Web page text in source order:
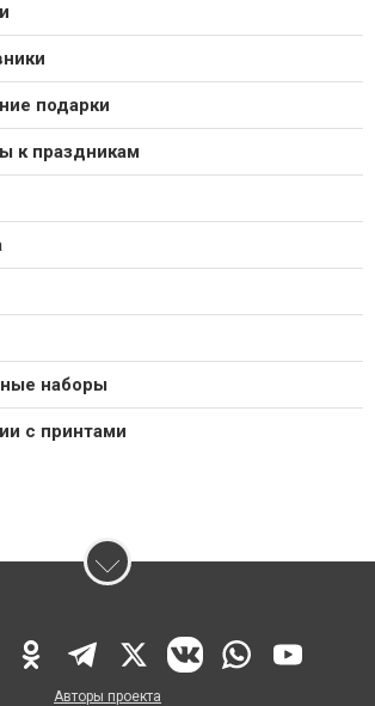
подарки
к праздникам
наборы
с принтами
Авторы проекта